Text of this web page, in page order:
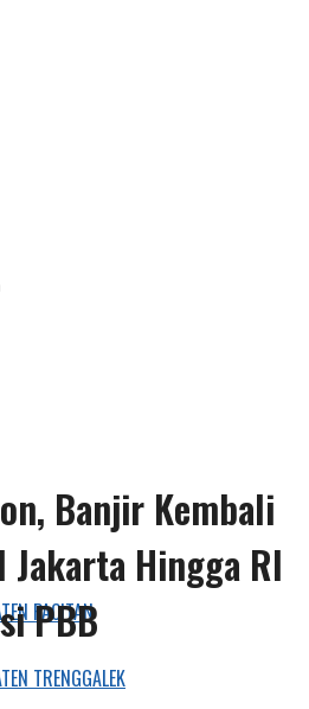
PACITAN
TRENGGALEK
Banjir Kembali
Jakarta Hingga RI
PBB